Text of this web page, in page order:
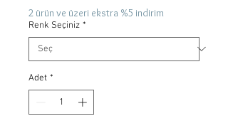
2 ürün ve üzeri ekstra %5 indirim
Renk Seçiniz *
Adet *